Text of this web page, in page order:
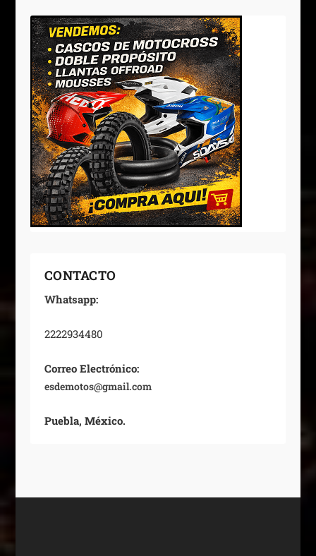
CONTACTO
Whatsapp:
2222934480
Correo Electrónico:
esdemotos@gmail.com
Puebla, México.